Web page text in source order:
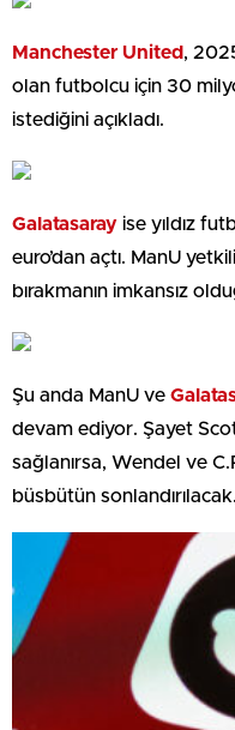
Manchester United ,
olan futbolcu için 30
istediğini açıkladı.
Galatasaray ise yıldız
euro’dan açtı. ManU
bırakmanın imkansız
Şu anda ManU ve
devam ediyor. Şayet
sağlanırsa, Wendel ve
büsbütün sonlandırılacak.